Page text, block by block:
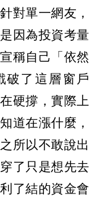
對單一網友，
因為投資考量
稱自己「依然
破了這層窗戶
硬撐，實際上
道在漲什麼，
所以不敢說出
了只是想先去
了結的資金會